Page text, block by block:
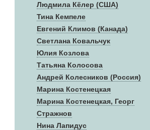
Людмила Кёлер (США)
Тина Кемпеле
Евгений Климов (Канада)
Светлана Ковальчук
Юлия Козлова
Татьяна Колосова
Андрей Колесников (Россия)
Марина Костенецкая
Марина Костенецкая, Георг
Стражнов
Нина Лапидус